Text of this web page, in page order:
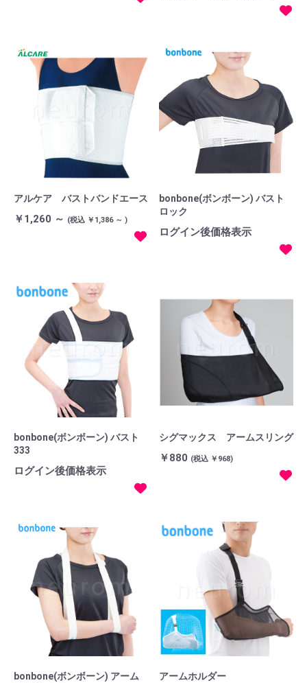
アルケア バストバンドエース
￥1,260 ～ (税込 ￥1,386 ～ )
bonbone(ボンボーン) バスト
ロック
ログイン後価格表示
bonbone(ボンボーン) バスト
333
ログイン後価格表示
シグマックス アームスリング
￥880 (税込 ￥968)
bonbone(ボンボーン) アーム
アームホルダー